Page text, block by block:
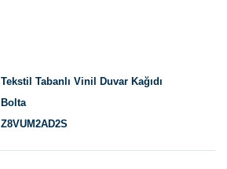
Tekstil Tabanlı Vinil Duvar Kağıdı
Bolta
Z8VUM2AD2S